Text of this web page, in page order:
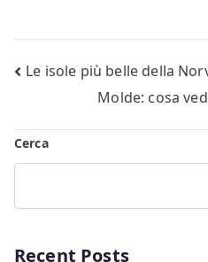
Navigazione
articoli
Le isole più belle della
Molde: cosa
Cerca
Recent Posts